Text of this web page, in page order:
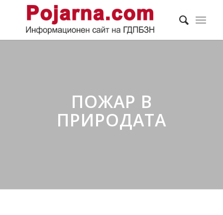
ПОЖАР В
ПРИРОДАТА